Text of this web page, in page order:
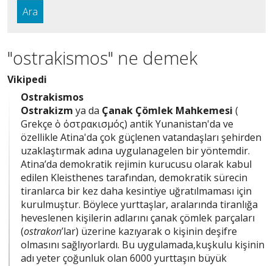
Ara
"ostrakismos" ne demek
Vikipedi
Ostrakismos
Ostrakizm ya da Çanak Çömlek Mahkemesi (
Grekçe ὁ ὀστρακισμός) antik Yunanistan'da ve
özellikle Atina'da çok güçlenen vatandaşları şehirden
uzaklaştırmak adına uygulanagelen bir yöntemdir.
Atina’da demokratik rejimin kurucusu olarak kabul
edilen Kleisthenes tarafından, demokratik sürecin
tiranlarca bir kez daha kesintiye uğratılmaması için
kurulmuştur. Böylece yurttaşlar, aralarında tiranlığa
heveslenen kişilerin adlarını çanak çömlek parçaları
(ostrakon’lar) üzerine kazıyarak o kişinin deşifre
olmasını sağlıyorlardı. Bu uygulamada,kuşkulu kişinin
adı yeter çoğunluk olan 6000 yurttaşın büyük